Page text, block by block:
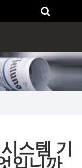
스템 기
입니까